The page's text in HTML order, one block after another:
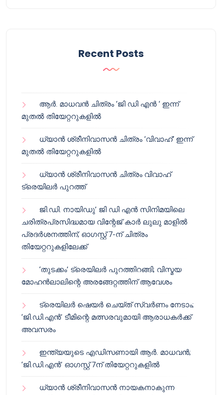
Recent Posts
ആർ. മാധവൻ ചിത്രം ‘ജി ഡി എൻ ‘ ഇന്ന്
മുതൽ തിയേറ്ററുകളിൽ
ധ്യാൻ ശ്രീനിവാസൻ ചിത്രം ‘വിവാഹ്’ ഇന്ന്
മുതൽ തിയേറ്ററുകളിൽ
ധ്യാൻ ശ്രീനിവാസൻ ചിത്രം വിവാഹ്
ട്രെയിലർ പുറത്ത്
ജി.ഡി. നായിഡു’ ജി ഡി എൻ സിനിമയിലെ
ചരിത്രപ്രസിദ്ധമായ വിന്റേജ് കാർ ലുലു മാളിൽ
പ്രദർശനത്തിന്; ഓഗസ്റ്റ് 7-ന് ചിത്രം
തിയേറ്ററുകളിലേക്ക്
‘തുടക്കം’ ട്രെയിലർ പുറത്തിറങ്ങി; വിസ്മയ
മോഹൻലാലിന്റെ അരങ്ങേറ്റത്തിന് ആവേശം
ട്രെയിലർ ഷെയർ ചെയ്‌ത് സ്വർണം നേടാം;
‘ജി.ഡി.എൻ’ ടീമിന്റെ മത്സരവുമായി ആരാധകർക്ക്
അവസരം
ഇന്ത്യയുടെ എഡിസണായി ആർ. മാധവൻ;
‘ജി.ഡി.എൻ’ ഓഗസ്റ്റ് 7ന് തിയേറ്ററുകളിൽ
ധ്യാൻ ശ്രീനിവാസൻ നായകനാകുന്ന